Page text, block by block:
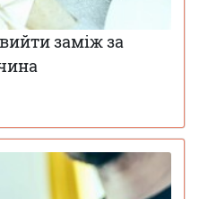
заміж за